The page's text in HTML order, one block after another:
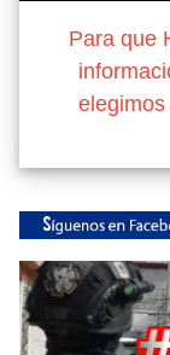
Para que